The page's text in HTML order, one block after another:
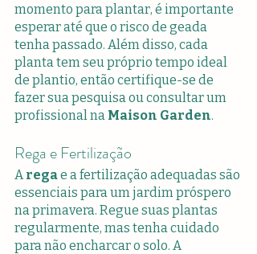
momento para plantar, é importante
esperar até que o risco de geada
tenha passado. Além disso, cada
planta tem seu próprio tempo ideal
de plantio, então certifique-se de
fazer sua pesquisa ou consultar um
profissional na Maison Garden.
Rega e Fertilização
A rega e a fertilização adequadas são
essenciais para um jardim próspero
na primavera. Regue suas plantas
regularmente, mas tenha cuidado
para não encharcar o solo. A